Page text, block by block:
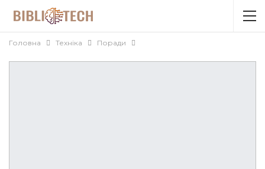
Головна Техніка Поради